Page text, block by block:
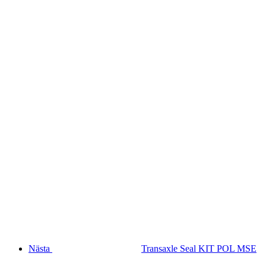
Nästa Transaxle Seal KIT POL MSE